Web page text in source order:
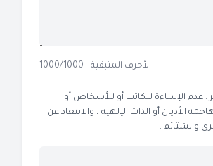
الأحرف المتبقية - 1000/1000
عدم الإساءة للكاتب أو للأشخاص أو
الأديان أو الذات الإلهية ، والابتعاد عن
والشتائم .